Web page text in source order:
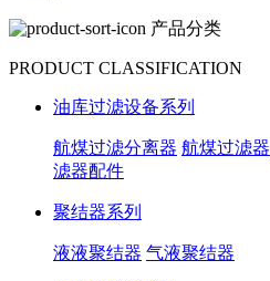
产品分类
PRODUCT CLASSIFICATION
油库过滤设备系列
航煤过滤分离器 航煤过滤器
滤器配件
聚结器系列
液液聚结器 气液聚结器